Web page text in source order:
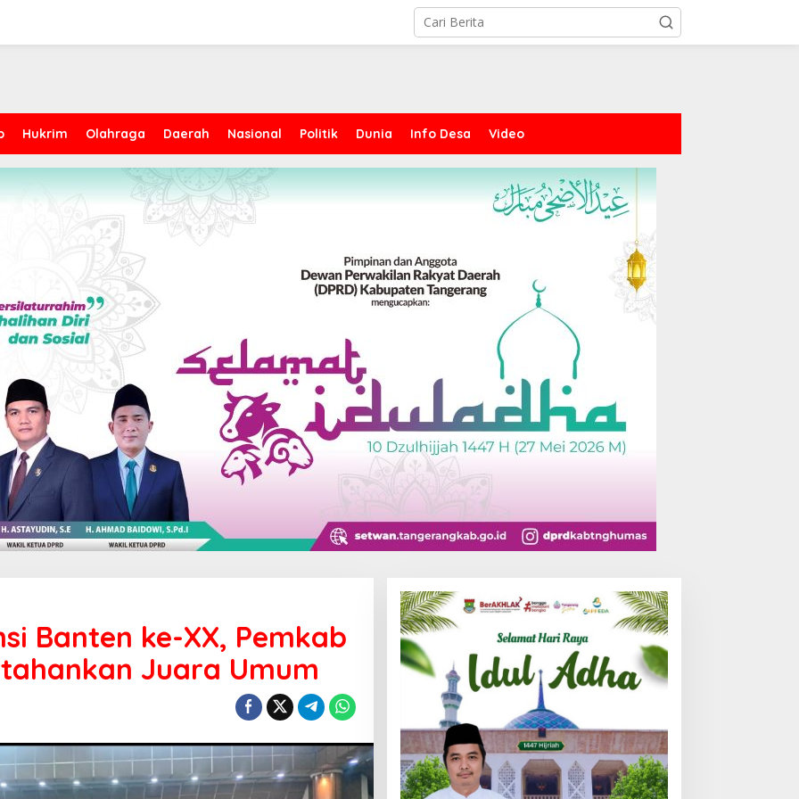
Hukrim Olahraga Daerah Nasional Politik Dunia Info Desa Video
Banten ke-XX, Pemkab
Juara Umum